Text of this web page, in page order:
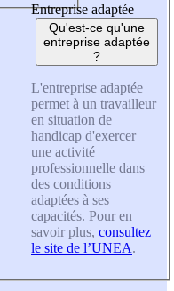
Entreprise adaptée
Qu'est-ce qu'une
entreprise adaptée
?
L'entreprise adaptée
permet à un travailleur
en situation de
handicap d'exercer
une activité
professionnelle dans
des conditions
adaptées à ses
capacités. Pour en
savoir plus, consultez
le site de l’UNEA.